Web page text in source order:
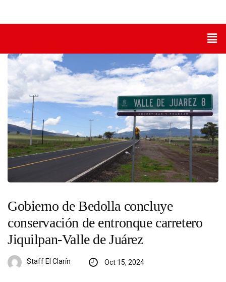
Gobierno de Bedolla concluye
conservación de entronque carretero
Jiquilpan-Valle de Juárez
Staff El Clarín Oct 15, 2024